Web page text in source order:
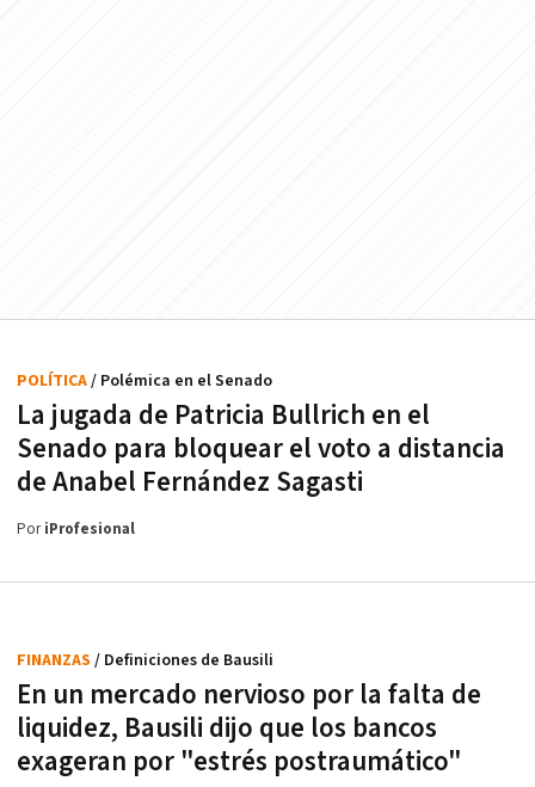
La jugada de Patricia Bullrich en el
Senado para bloquear el voto a distancia
de Anabel Fernández Sagasti
POLÍTICA/ Polémica en el Senado
PoriProfesional
En un mercado nervioso por la falta de
liquidez, Bausili dijo que los bancos
exageran por "estrés postraumático"
FINANZAS / Definiciones de Bausili